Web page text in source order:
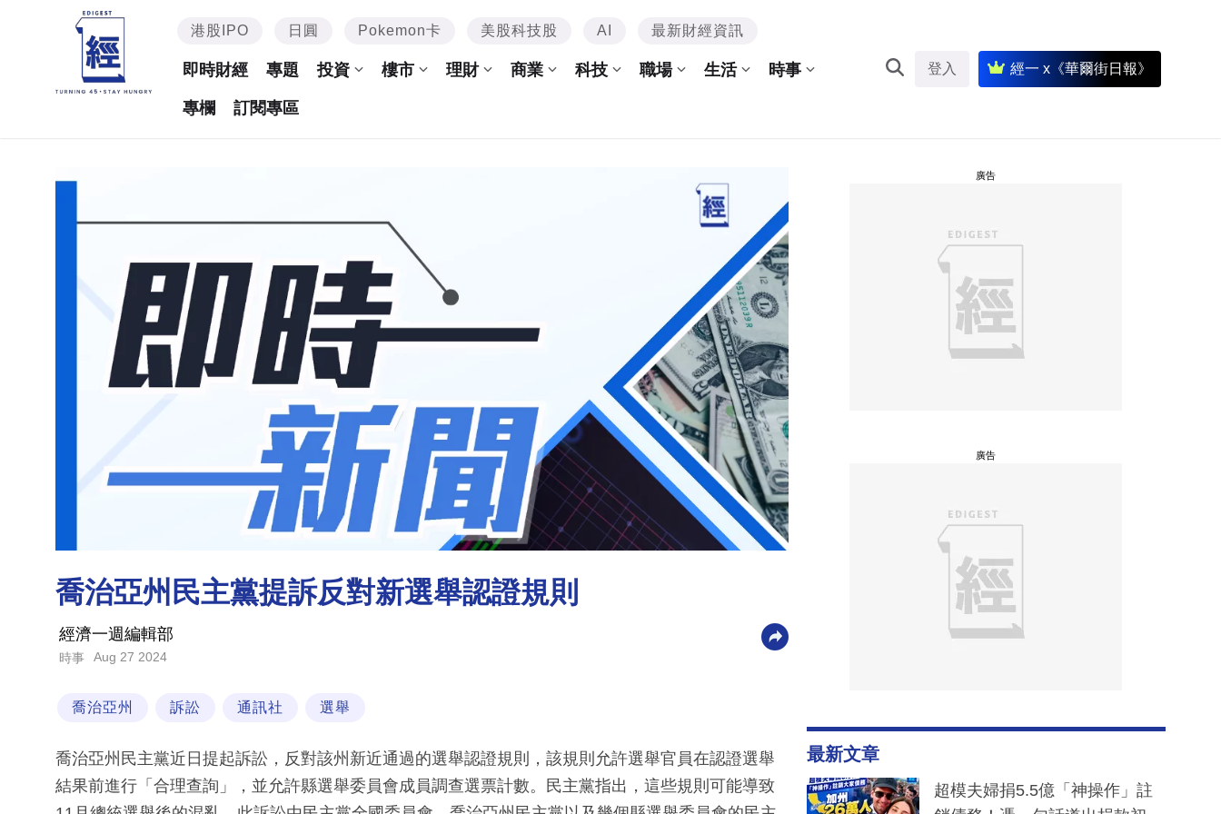
港股IPO 日圓 Pokemon卡 美股科技股 AI 最新財經資訊
即時財經 專題 投資 樓市 理財 商業 科技 職場 生活 時事
專欄 訂閱專區
登入 經一 x《華爾街日報》
喬治亞州民主黨提訴反對新選舉認證規則
經濟一週編輯部
時事 Aug 27 2024
喬治亞州 訴訟 通訊社 選舉
喬治亞州民主黨近日提起訴訟，反對該州新近通過的選舉認證規則，該規則允許選舉官員在認證選舉
結果前進行「合理查詢」，並允許縣選舉委員會成員調查選票計數。民主黨指出，這些規則可能導致
廣告
廣告
最新文章
超模夫婦捐5.5億「神操作」註